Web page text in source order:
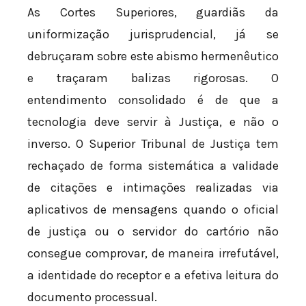
As Cortes Superiores, guardiãs da
uniformização jurisprudencial, já se
debruçaram sobre este abismo hermenêutico
e traçaram balizas rigorosas. O
entendimento consolidado é de que a
tecnologia deve servir à Justiça, e não o
inverso. O Superior Tribunal de Justiça tem
rechaçado de forma sistemática a validade
de citações e intimações realizadas via
aplicativos de mensagens quando o oficial
de justiça ou o servidor do cartório não
consegue comprovar, de maneira irrefutável,
a identidade do receptor e a efetiva leitura do
documento processual.